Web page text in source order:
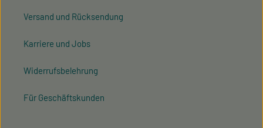
Versand und Rücksendung
Karriere und Jobs
Widerrufsbelehrung
Für Geschäftskunden